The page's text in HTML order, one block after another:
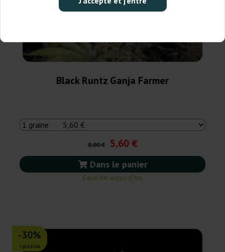
Black Runtz Ganja Farmer
8,00 € 5,60 €
Dans le panier
Expédié aujourd’hui
-30%
+gratisie